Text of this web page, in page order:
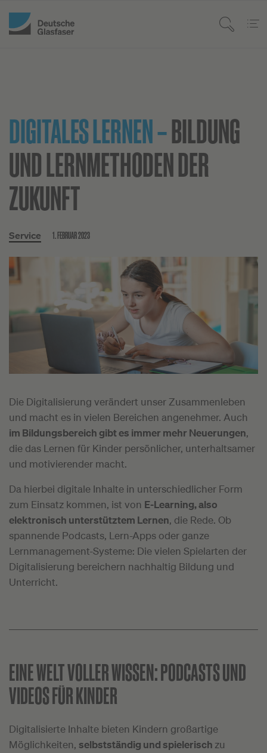
DIGITALES LERNEN –BILDUNG
UND LERNMETHODEN DER
ZUKUNFT
Service 1. FEBRUAR 2023
Die Digitalisierung verändert unser Zusammenleben
und macht es in vielen Bereichen angenehmer. Auch
im Bildungsbereich gibt es immer mehr Neuerungen,
die das Lernen für Kinder persönlicher, unterhaltsamer
und motivierender macht.
Da hierbei digitale Inhalte in unterschiedlicher Form
zum Einsatz kommen, ist von E-Learning, also
elektronisch unterstütztem Lernen, die Rede. Ob
spannende Podcasts, Lern-Apps oder ganze
Lernmanagement-Systeme: Die vielen Spielarten der
Digitalisierung bereichern nachhaltig Bildung und
Unterricht.
EINE WELT VOLLER WISSEN:PODCASTS UND
VIDEOS FÜR KINDER
Digitalisierte Inhalte bieten Kindern großartige
Möglichkeiten, selbstständig und spielerisch zu